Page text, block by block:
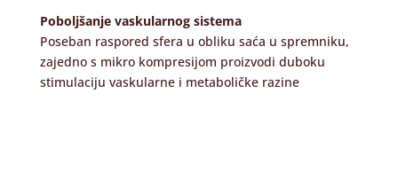
Poboljšanje vaskularnog sistema
Poseban raspored sfera u obliku saća u spremniku,
zajedno s mikro kompresijom proizvodi duboku
stimulaciju vaskularne i metaboličke razine